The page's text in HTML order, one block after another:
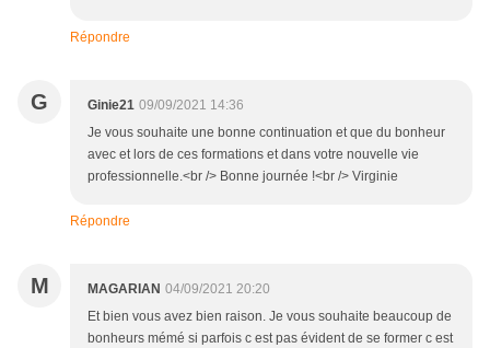
Répondre
G Ginie21 09/09/2021 14:36
Je vous souhaite une bonne continuation et que du bonheur
avec et lors de ces formations et dans votre nouvelle vie
professionnelle.<br /> Bonne journée !<br /> Virginie
Répondre
M MAGARIAN 04/09/2021 20:20
Et bien vous avez bien raison. Je vous souhaite beaucoup de
bonheurs mémé si parfois c est pas évident de se former c est